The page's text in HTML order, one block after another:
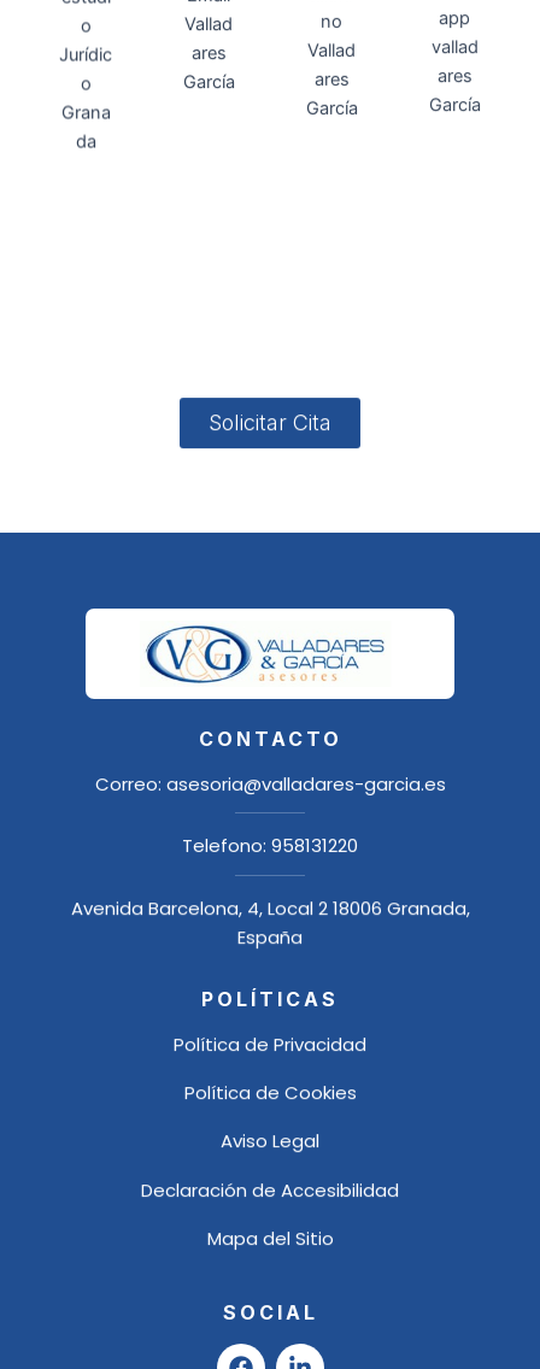
Solicitar Cita
CONTACTO
Correo: asesoria@valladares-garcia.es
Telefono: 958131220
Avenida Barcelona, 4, Local 2 18006 Granada,
España
POLÍTICAS
Política de Privacidad
Política de Cookies
Aviso Legal
Declaración de Accesibilidad
Mapa del Sitio
SOCIAL
F
L